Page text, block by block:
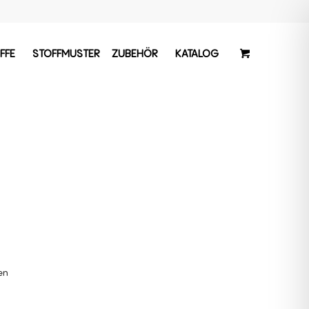
STOFFMUSTER ZUBEHÖR KATALOG